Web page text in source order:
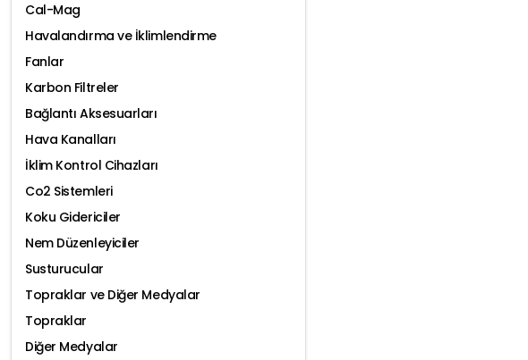
Cal-Mag
Havalandırma ve İklimlendirme
Fanlar
Karbon Filtreler
Bağlantı Aksesuarları
Hava Kanalları
İklim Kontrol Cihazları
Co2 Sistemleri
Koku Gidericiler
Nem Düzenleyiciler
Susturucular
Topraklar ve Diğer Medyalar
Topraklar
Diğer Medyalar